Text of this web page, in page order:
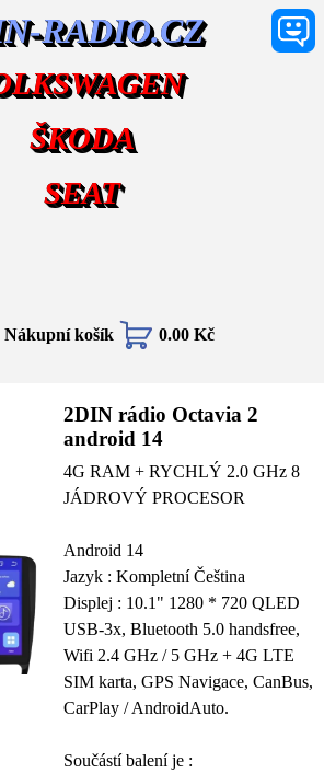
Nákupní košík 0.00 Kč
RADIO.CZ
ŠKODA
SEAT
2DIN rádio Octavia 2
android 14
4G RAM + RYCHLÝ 2.0 GHz 8
JÁDROVÝ PROCESOR
Android 14
Jazyk : Kompletní Čeština
Displej : 10.1" 1280 * 720 QLED
USB-3x, Bluetooth 5.0 handsfree,
Wifi 2.4 GHz / 5 GHz + 4G LTE
SIM karta, GPS Navigace, CanBus,
CarPlay / AndroidAuto.
Součástí balení je :